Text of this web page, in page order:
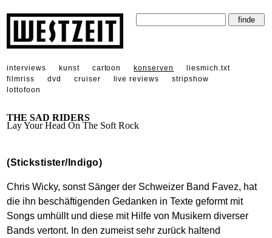
interviews kunst cartoon konserven
liesmich.txt
filmriss
dvd cruiser live reviews
stripshow
lottofoon
THE SAD RIDERS
Lay Your Head On The Soft Rock
(Stickstister/Indigo)
Chris Wicky, sonst Sänger der Schweizer Band Favez, hat
die ihn beschäftigenden Gedanken in Texte geformt mit
Songs umhüllt und diese mit Hilfe von Musikern diverser
Bands vertont. In den zumeist sehr zurück haltend